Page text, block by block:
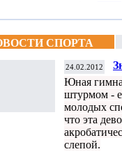
СПОРТА
24.02.2012
Юная
штурмом -
молодых
что эта
слепой.